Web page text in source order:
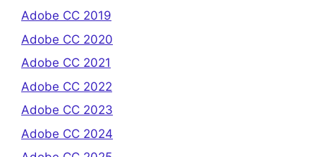
Adobe CC 2019
Adobe CC 2020
Adobe CC 2021
Adobe CC 2022
Adobe CC 2023
Adobe CC 2024